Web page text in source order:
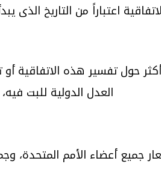
اعتباراً من التاريخ
أكثر حول تفسير هذه
العدل الدولية للبت
المتحدة، وجميع الدول غير الأعضاء